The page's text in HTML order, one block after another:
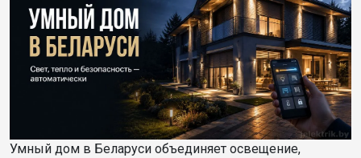
Умный дом в Беларуси объединяет освещение,